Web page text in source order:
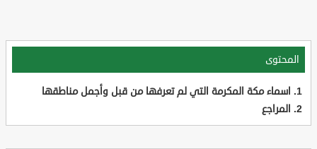
المحتوى
اسماء مكة المكرمة التي لم تعرفها من قبل وأجمل مناطقها
المراجع